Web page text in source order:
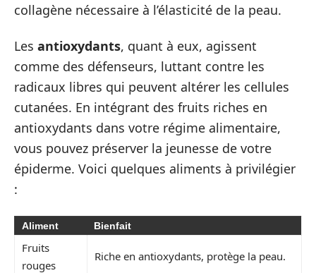
collagène nécessaire à l’élasticité de la peau.
Les antioxydants, quant à eux, agissent
comme des défenseurs, luttant contre les
radicaux libres qui peuvent altérer les cellules
cutanées. En intégrant des fruits riches en
antioxydants dans votre régime alimentaire,
vous pouvez préserver la jeunesse de votre
épiderme. Voici quelques aliments à privilégier
:
Aliment Bienfait
Fruits
rouges
Riche en antioxydants, protège la peau.